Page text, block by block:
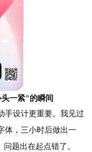
一紧"的瞬间
手设计更重要。我见过
体，三小时后做出一
题出在起点错了。